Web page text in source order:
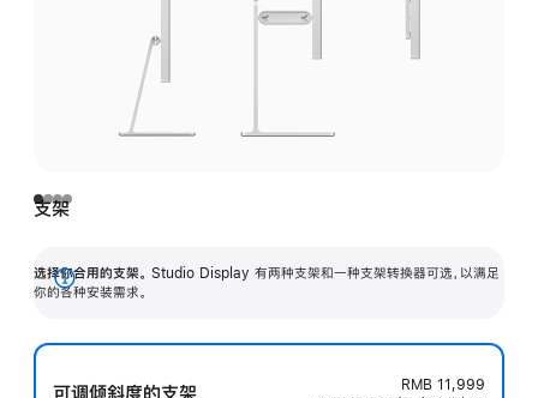
支架
选择你合用的支架。 Studio Display 有两种支架和一种支架转换器可选，以满足
你的各种安装需求。
展
可调倾斜度的支架
RMB 11,999